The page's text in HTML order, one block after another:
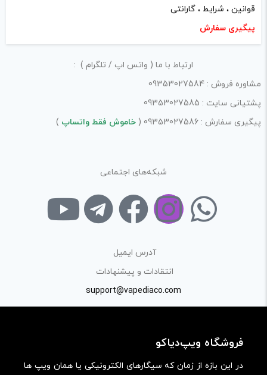
قوانین ، شرایط ، گارانتی
پیگیری سفارش
ارتباط با ما ( واتس اپ / تلگرام ) :
مشاوره فروش : 09353027584
پشتیانی سایت : 09353027585
پیگیری سفارش : 09353027586 (
خاموش فقط واتساپ )
شبکه‌های اجتماعی
آدرس ایمیل
انتقادات و پیشنهادات
support@vapediaco.com
فروشگاه ویپ‌دیاکو
در این بازه از زمان که سیگارهای الکترونیکی یا همان ویپ ها